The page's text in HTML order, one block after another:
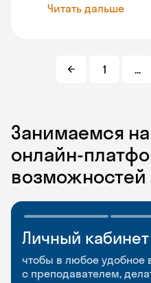
Читать дальше
1 ...
Занимаемся
онлайн-
возможностей
Личный кабинет
чтобы в любое удобное
с преподавателем,
Мобильное
приложение
чтобы заниматься и
Разговорные
и Talks
Групповые занятия для